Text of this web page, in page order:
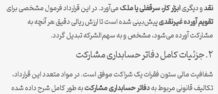
نقدو دیگریابزار کار، سرقفلی یا ملکمی‌آورد. در این قرارداد فرمول مشخصی برای
تقویم آورده غیرنقدیپیش‌بینی شده است تا ارزش ریالی دقیق هر آنچه به
مشارکت آورده می‌شود، مشخص و به سهم‌الشرکه تبدیل گردد.
۲. جزئیات کامل دفاتر حسابداری مشارکت
شفافیت مالی ستون فقرات یک شراکت موفق است. در مواد متعدد این قرارداد،
تکالیف قانونی مربوط بهدفاتر حسابداری مشارکتبه طور کامل شرح داده شده